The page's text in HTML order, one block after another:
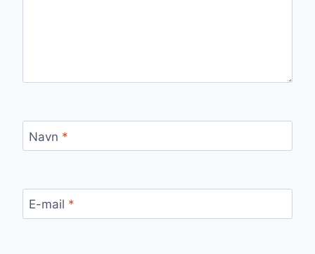
Navn *
E-mail *